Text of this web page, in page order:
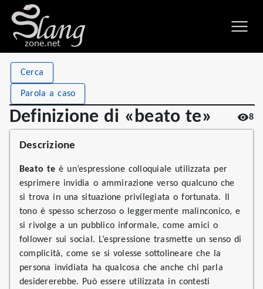
zone.net
Cerca
Parola a caso
Definizione di «beato te» 8
Definizione di «beato te»
Stat
Views
Definitions 1
Descrizione
Beato te è un’espressione colloquiale utilizzata per
esprimere invidia o ammirazione verso qualcuno che
si trova in una situazione privilegiata o fortunata. Il
tono è spesso scherzoso o leggermente malinconico, e
si rivolge a un pubblico informale, come amici o
follower sui social. L’espressione trasmette un senso di
complicità, come se si volesse sottolineare che la
persona invidiata ha qualcosa che anche chi parla
desidererebbe. Può essere utilizzata in contesti